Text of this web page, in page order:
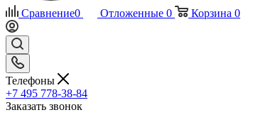
Сравнение0 Отложенные 0 Корзина 0
Телефоны
+7 495 778-38-84
Заказать звонок